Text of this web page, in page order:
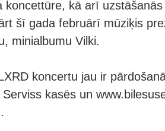
koncettūre, kā arī
šī gada februārī mūziķis
minialbumu Vilki.
koncertu jau ir
kasēs un